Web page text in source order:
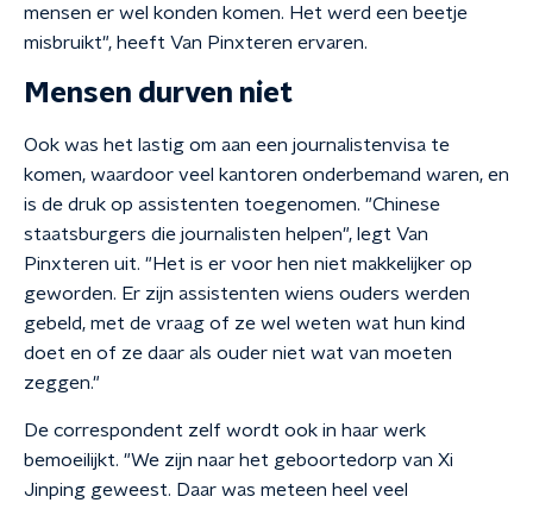
mensen er wel konden komen. Het werd een beetje
misbruikt", heeft Van Pinxteren ervaren.
Mensen durven niet
Ook was het lastig om aan een journalistenvisa te
komen, waardoor veel kantoren onderbemand waren, en
is de druk op assistenten toegenomen. "Chinese
staatsburgers die journalisten helpen", legt Van
Pinxteren uit. "Het is er voor hen niet makkelijker op
geworden. Er zijn assistenten wiens ouders werden
gebeld, met de vraag of ze wel weten wat hun kind
doet en of ze daar als ouder niet wat van moeten
zeggen."
De correspondent zelf wordt ook in haar werk
bemoeilijkt. "We zijn naar het geboortedorp van Xi
Jinping geweest. Daar was meteen heel veel